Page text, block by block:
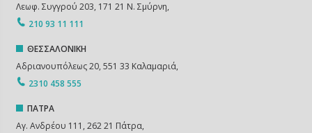
Λεωφ. Συγγρού 203, 171 21 Ν. Σμύρνη,
210 93 11 111
ΘΕΣΣΑΛΟΝΙΚΗ
Αδριανουπόλεως 20, 551 33 Καλαμαριά,
2310 458 555
ΠΑΤΡΑ
Αγ. Ανδρέου 111, 262 21 Πάτρα,